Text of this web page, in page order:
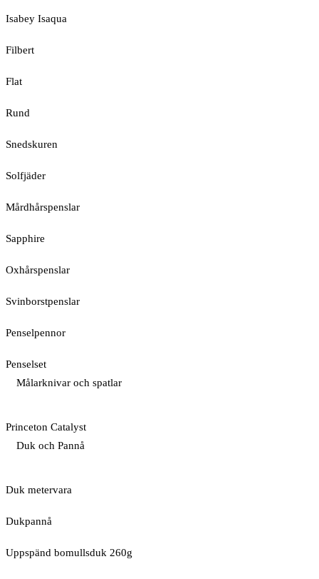
Isabey Isaqua
Filbert
Flat
Rund
Snedskuren
Solfjäder
Mårdhårspenslar
Sapphire
Oxhårspenslar
Svinborstpenslar
Penselpennor
Penselset
Målarknivar och spatlar
Princeton Catalyst
Duk och Pannå
Duk metervara
Dukpannå
Uppspänd bomullsduk 260g